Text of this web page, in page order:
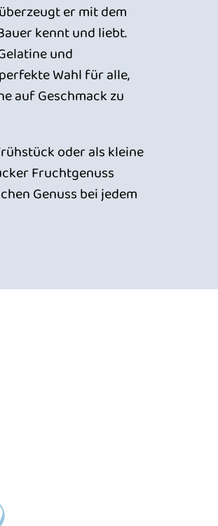
er mit dem
kennt und liebt.
und
Wahl für alle,
auf Geschmack zu
oder als kleine
Fruchtgenuss
Genuss bei jedem